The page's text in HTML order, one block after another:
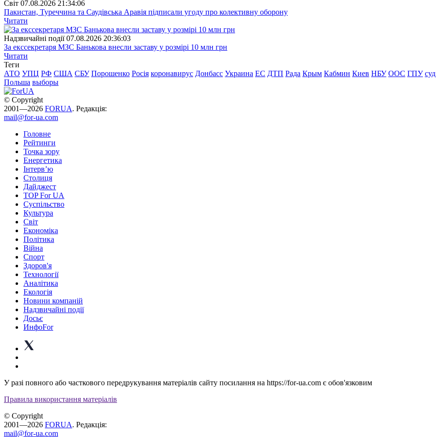
Свiт 07.08.2026 21:34:06
Пакистан, Туреччина та Саудівська Аравія підписали угоду про колективну оборону
Читати
Надзвичайні події 07.08.2026 20:36:03
За екссекретаря МЗС Банькова внесли заставу у розмірі 10 млн грн
Читати
Теги
АТО УПЦ РФ США СБУ Порошенко Росія коронавирус Донбасс Украина ЕС ДТП Рада Крым Кабмин Киев НБУ ООС ГПУ суд
Польша выборы
© Copyright
2001—2026 FORUA. Редакція:
mail@for-ua.com
Головне
Рейтинги
Точка зору
Енергетика
Інтерв’ю
Столиця
Дайджест
TOP For UA
Суспiльство
Культура
Світ
Економіка
Політика
Війна
Спорт
Здоров'я
Технології
Аналітика
Екологія
Новини компаній
Надзвичайні події
Досьє
ИнфоFor
У разі повного або часткового передрукування матеріалів сайту посилання на https://for-ua.com є обов'язковим
Правила використання матеріалів
© Copyright
2001—2026 FORUA. Редакція:
mail@for-ua.com